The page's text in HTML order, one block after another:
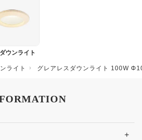
ウンライト
ライト グレアレスダウンライト 100W
+